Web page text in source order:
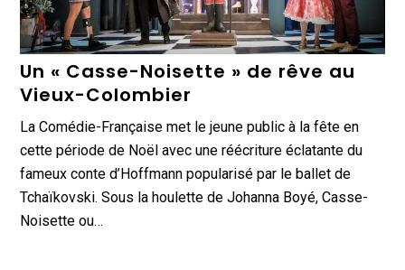
Un « Casse-Noisette » de rêve au
Vieux-Colombier
La Comédie-Française met le jeune public à la fête en
cette période de Noël avec une réécriture éclatante du
fameux conte d’Hoffmann popularisé par le ballet de
Tchaïkovski. Sous la houlette de Johanna Boyé, Casse-
Noisette ou…